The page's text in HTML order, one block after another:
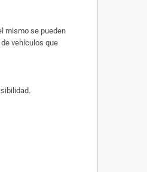
mismo se pueden
vehículos que